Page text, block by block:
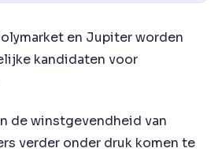
en Jupiter worden
kandidaten voor
de winstgevendheid van
verder onder druk komen te